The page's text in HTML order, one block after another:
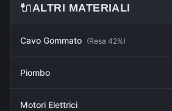
🔌ALTRI MATERIALI
Cavo Gommato (Resa 42%)
Piombo
Motori Elettrici